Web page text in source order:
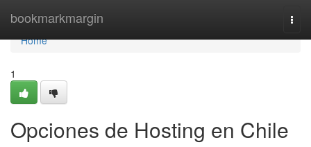
bookmarkmargin
Home
Home
1
Opciones de Hosting en Chile